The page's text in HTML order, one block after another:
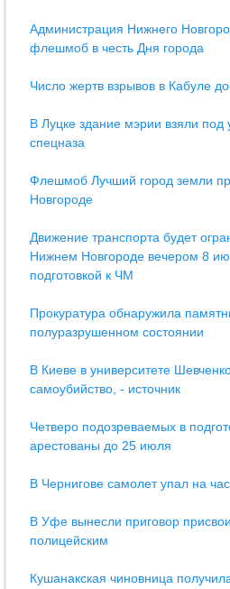
Администрация Нижнего
флешмоб в честь Дня города
Число жертв взрывов в Кабуле
В Луцке здание мэрии взяли под
спецназа
Флешмоб Лучший город земли
Новгороде
Движение транспорта будет
Нижнем Новгороде вечером 8
подготовкой к ЧМ
Прокуратура обнаружила
полуразрушенном состоянии
В Киеве в университете
самоубийство, - источник
Четверо подозреваемых в
арестованы до 25 июля
В Чернигове самолет упал на
В Уфе вынесли приговор
полицейским
Кушанакская чиновница